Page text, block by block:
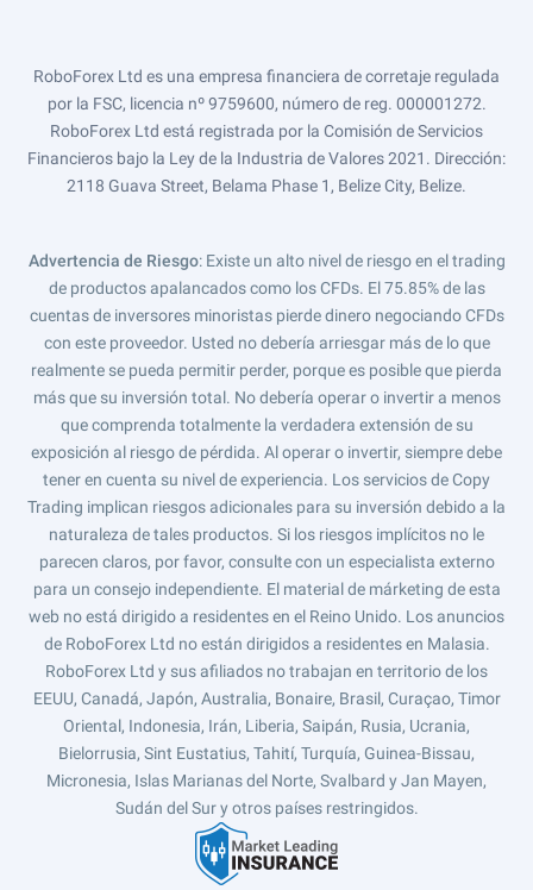
RoboForex Ltd es una empresa financiera de corretaje regulada
por la FSC, licencia nº 9759600, número de reg. 000001272.
RoboForex Ltd está registrada por la Comisión de Servicios
Financieros bajo la Ley de la Industria de Valores 2021. Dirección:
2118 Guava Street, Belama Phase 1, Belize City, Belize.
Advertencia de Riesgo: Existe un alto nivel de riesgo en el trading
de productos apalancados como los CFDs. El 75.85% de las
cuentas de inversores minoristas pierde dinero negociando CFDs
con este proveedor. Usted no debería arriesgar más de lo que
realmente se pueda permitir perder, porque es posible que pierda
más que su inversión total. No debería operar o invertir a menos
que comprenda totalmente la verdadera extensión de su
exposición al riesgo de pérdida. Al operar o invertir, siempre debe
tener en cuenta su nivel de experiencia. Los servicios de Copy
Trading implican riesgos adicionales para su inversión debido a la
naturaleza de tales productos. Si los riesgos implícitos no le
parecen claros, por favor, consulte con un especialista externo
para un consejo independiente. El material de márketing de esta
web no está dirigido a residentes en el Reino Unido. Los anuncios
de RoboForex Ltd no están dirigidos a residentes en Malasia.
RoboForex Ltd y sus afiliados no trabajan en territorio de los
EEUU, Canadá, Japón, Australia, Bonaire, Brasil, Curaçao, Timor
Oriental, Indonesia, Irán, Liberia, Saipán, Rusia, Ucrania,
Bielorrusia, Sint Eustatius, Tahití, Turquía, Guinea-Bissau,
Micronesia, Islas Marianas del Norte, Svalbard y Jan Mayen,
Sudán del Sur y otros países restringidos.